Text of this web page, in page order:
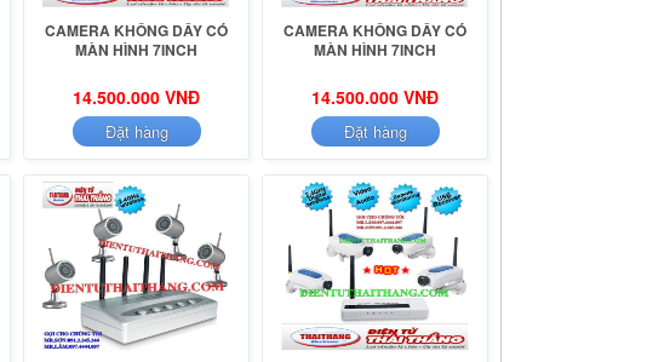
CAMERA KHÔNG DÂY CÓ
MÀN HÌNH 7INCH
14.500.000 VNĐ
Đặt hàng
CAMERA KHÔNG DÂY CÓ
MÀN HÌNH 7INCH
14.500.000 VNĐ
Đặt hàng